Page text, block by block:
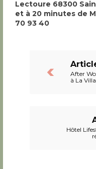
Lectoure 68300
et à 20 minutes de
70 93 40
After
à La
Hôtel